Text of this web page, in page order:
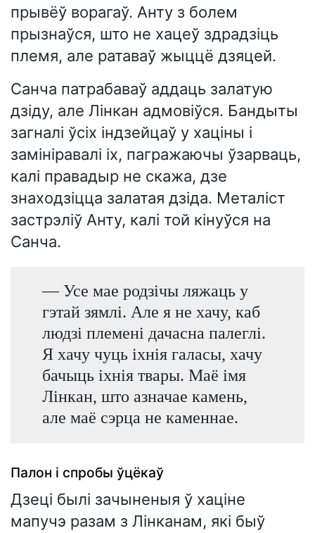
прывёў ворагаў. Анту з болем
прызнаўся, што не хацеў здрадзіць
племя, але ратаваў жыццё дзяцей.
Санча патрабаваў аддаць залатую
дзіду, але Лінкан адмовіўся. Бандыты
загналі ўсіх індзейцаў у хаціны і
замініравалі іх, пагражаючы ўзарваць,
калі правадыр не скажа, дзе
знаходзіцца залатая дзіда. Металіст
застрэліў Анту, калі той кінуўся на
Санча.
— Усе мае родзічы ляжаць у
гэтай зямлі. Але я не хачу, каб
людзі племені дачасна палеглі.
Я хачу чуць іхнія галасы, хачу
бачыць іхнія твары. Маё імя
Лінкан, што азначае камень,
але маё сэрца не каменнае.
Палон і спробы ўцёкаў
Дзеці былі зачыненыя ў хаціне
мапучэ разам з Лінканам, які быў